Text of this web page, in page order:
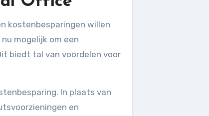
mogelijk om een
biedt tal van voordelen voor
In plaats van
en